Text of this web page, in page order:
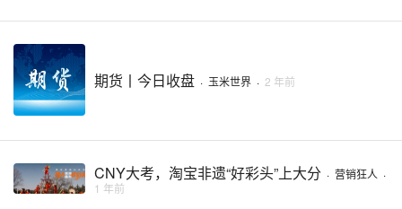
期货丨今日收盘 · 玉米世界 · 2 年前
CNY大考，淘宝非遗“好彩头”上大分 · 营销狂人 ·
1 年前